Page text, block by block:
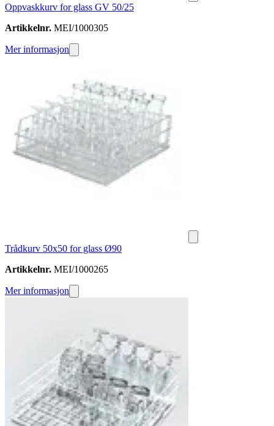
Oppvaskkurv for glass GV 50/25
Artikkelnr. MEI/1000305
Mer informasjon
Trådkurv 50x50 for glass Ø90
Artikkelnr. MEI/1000265
Mer informasjon